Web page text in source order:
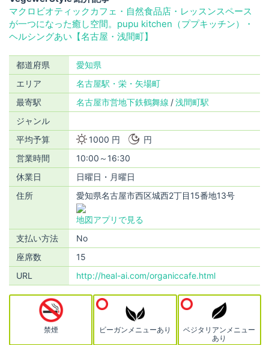
マクロビオティックカフェ・自然食品店・レッスンスペース
が一つになった癒し空間。pupu kitchen（ププキッチン）・
ヘルシングあい【名古屋・浅間町】
都道府県
愛知県
エリア
名古屋駅・栄・矢場町
最寄駅
名古屋市営地下鉄鶴舞線
浅間町駅
ジャンル
平均予算
1000 円
円
営業時間
10:00～16:30
休業日
日曜日・月曜日
住所
愛知県名古屋市西区城西2丁目15番地13号
地図アプリで見る
支払い方法
No
座席数
15
URL
http://heal-ai.com/organiccafe.html
禁煙 ビーガンメニューあり
ベジタリアンメニュー
あり